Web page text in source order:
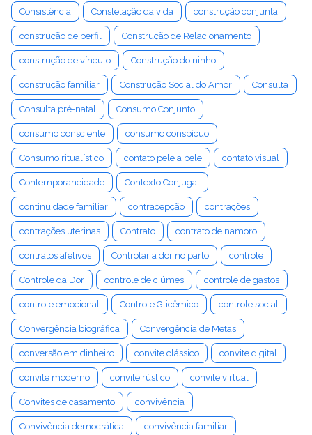
Consistência Constelação da vida construção conjunta
construção de perfil Construção de Relacionamento
construção de vínculo Construção do ninho
construção familiar Construção Social do Amor Consulta
Consulta pré-natal Consumo Conjunto
consumo consciente consumo conspícuo
Consumo ritualístico contato pele a pele contato visual
Contemporaneidade Contexto Conjugal
continuidade familiar contracepção contrações
contrações uterinas Contrato contrato de namoro
contratos afetivos Controlar a dor no parto controle
Controle da Dor controle de ciúmes controle de gastos
controle emocional Controle Glicêmico controle social
Convergência biográfica Convergência de Metas
conversão em dinheiro convite clássico convite digital
convite moderno convite rústico convite virtual
Convites de casamento convivência
Convivência democrática convivência familiar